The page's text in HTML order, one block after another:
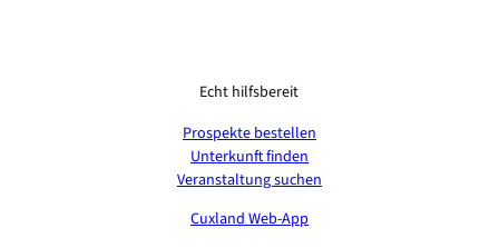
Echt hilfsbereit
Prospekte bestellen
Unterkunft finden
Veranstaltung suchen
Cuxland Web-App